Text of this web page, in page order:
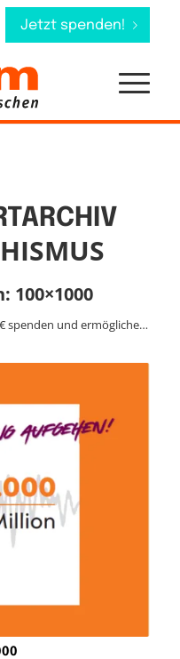
Jetzt spenden!
100×1000
spenden und ermögliche…